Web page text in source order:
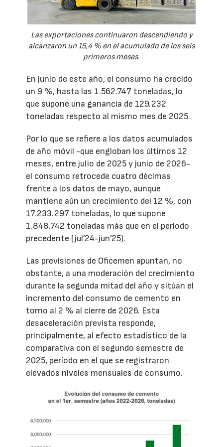
Las exportaciones continuaron descendiendo y
alcanzaron un 15,4 % en el acumulado de los seis
primeros meses.
En junio de este año, el consumo ha crecido
un 9 %, hasta las 1.562.747 toneladas, lo
que supone una ganancia de 129.232
toneladas respecto al mismo mes de 2025.
Por lo que se refiere a los datos acumulados
de año móvil -que engloban los últimos 12
meses, entre julio de 2025 y junio de 2026-
el consumo retrocede cuatro décimas
frente a los datos de mayo, aunque
mantiene aún un crecimiento del 12 %, con
17.233.297 toneladas, lo que supone
1.848.742 toneladas más que en el período
precedente (jul’24-jun’25).
Las previsiones de Oficemen apuntan, no
obstante, a una moderación del crecimiento
durante la segunda mitad del año y sitúan el
incremento del consumo de cemento en
torno al 2 % al cierre de 2026. Esta
desaceleración prevista responde,
principalmente, al efecto estadístico de la
comparativa con el segundo semestre de
2025, período en el que se registraron
elevados niveles mensuales de consumo.